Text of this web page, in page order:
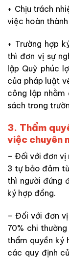
+ Chịu trách
việc hoàn
+ Trường hợp
thì đơn vị sự
lập Quỹ phúc
của pháp luật
công lập nhằm
sách trong
3. Thẩm
việc chuyên
– Đối với đơn vị
3 tự bảo đảm
thì người đứng
ký hợp đồng.
– Đối với đơn
70% chi
thẩm quyền ký
các quy định